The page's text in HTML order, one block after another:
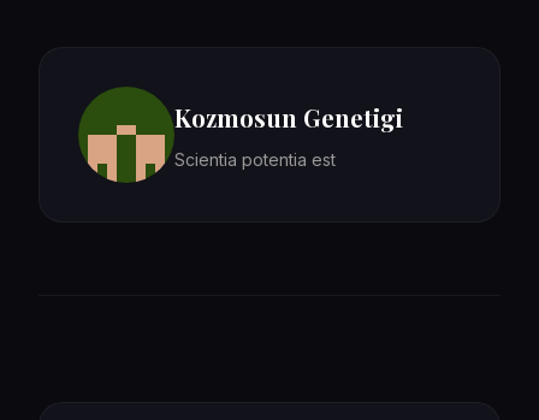
Kozmosun Genetigi
Scientia potentia est